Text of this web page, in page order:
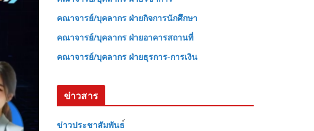
คณาจารย์/บุคลากร ฝ่ายกิจการนักศึกษา
คณาจารย์/บุคลากร ฝ่ายอาคารสถานที่
คณาจารย์/บุคลากร ฝ่ายธุรการ-การเงิน
ข่าวสาร
ข่าวประชาสัมพันธ